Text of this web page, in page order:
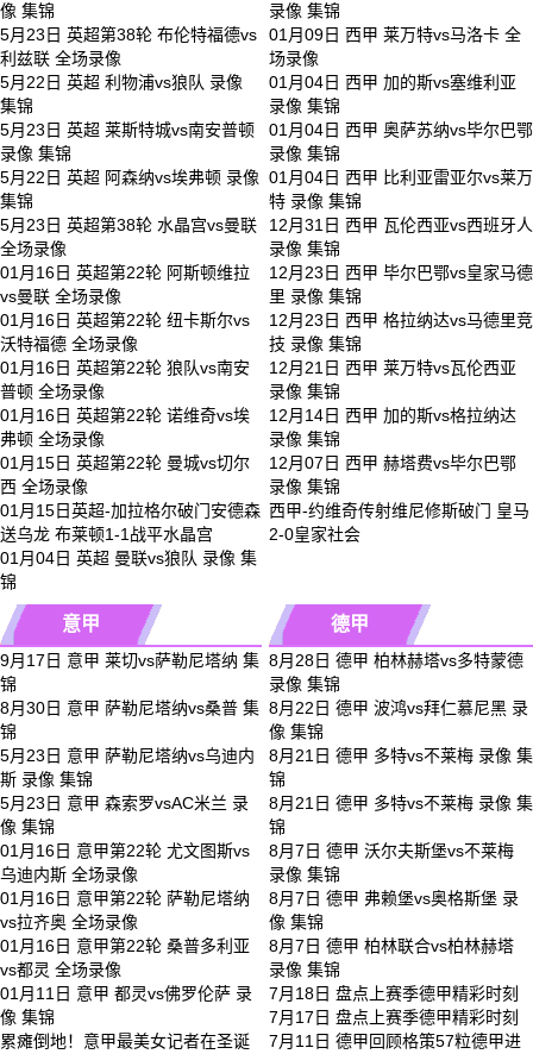
像 集锦
5月23日 英超第38轮 布伦特福德vs
利兹联 全场录像
5月22日 英超 利物浦vs狼队 录像
集锦
5月23日 英超 莱斯特城vs南安普顿
录像 集锦
5月22日 英超 阿森纳vs埃弗顿 录像
集锦
5月23日 英超第38轮 水晶宫vs曼联
全场录像
01月16日 英超第22轮 阿斯顿维拉
vs曼联 全场录像
01月16日 英超第22轮 纽卡斯尔vs
沃特福德 全场录像
01月16日 英超第22轮 狼队vs南安
普顿 全场录像
01月16日 英超第22轮 诺维奇vs埃
弗顿 全场录像
01月15日 英超第22轮 曼城vs切尔
西 全场录像
01月15日英超-加拉格尔破门安德森
送乌龙 布莱顿1-1战平水晶宫
01月04日 英超 曼联vs狼队 录像 集
锦
录像 集锦
01月09日 西甲 莱万特vs马洛卡 全
场录像
01月04日 西甲 加的斯vs塞维利亚
录像 集锦
01月04日 西甲 奥萨苏纳vs毕尔巴鄂
录像 集锦
01月04日 西甲 比利亚雷亚尔vs莱万
特 录像 集锦
12月31日 西甲 瓦伦西亚vs西班牙人
录像 集锦
12月23日 西甲 毕尔巴鄂vs皇家马德
里 录像 集锦
12月23日 西甲 格拉纳达vs马德里竞
技 录像 集锦
12月21日 西甲 莱万特vs瓦伦西亚
录像 集锦
12月14日 西甲 加的斯vs格拉纳达
录像 集锦
12月07日 西甲 赫塔费vs毕尔巴鄂
录像 集锦
西甲-约维奇传射维尼修斯破门 皇马
2-0皇家社会
意甲
9月17日 意甲 莱切vs萨勒尼塔纳 集
锦
8月30日 意甲 萨勒尼塔纳vs桑普 集
锦
5月23日 意甲 萨勒尼塔纳vs乌迪内
斯 录像 集锦
5月23日 意甲 森索罗vsAC米兰 录
像 集锦
01月16日 意甲第22轮 尤文图斯vs
乌迪内斯 全场录像
01月16日 意甲第22轮 萨勒尼塔纳
vs拉齐奥 全场录像
01月16日 意甲第22轮 桑普多利亚
vs都灵 全场录像
01月11日 意甲 都灵vs佛罗伦萨 录
像 集锦
累瘫倒地！意甲最美女记者在圣诞
德甲
8月28日 德甲 柏林赫塔vs多特蒙德
录像 集锦
8月22日 德甲 波鸿vs拜仁慕尼黑 录
像 集锦
8月21日 德甲 多特vs不莱梅 录像 集
锦
8月21日 德甲 多特vs不莱梅 录像 集
锦
8月7日 德甲 沃尔夫斯堡vs不莱梅
录像 集锦
8月7日 德甲 弗赖堡vs奥格斯堡 录
像 集锦
8月7日 德甲 柏林联合vs柏林赫塔
录像 集锦
7月18日 盘点上赛季德甲精彩时刻
7月17日 盘点上赛季德甲精彩时刻
7月11日 德甲回顾格策57粒德甲进